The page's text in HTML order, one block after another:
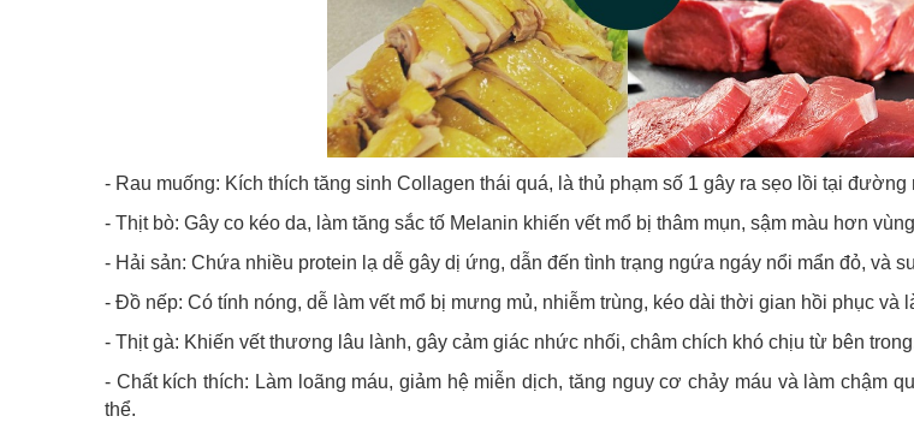
- Rau muống: Kích thích tăng sinh Collagen thái quá, là thủ phạm số 1 gây ra sẹo lồi tại đường
- Thịt bò: Gây co kéo da, làm tăng sắc tố Melanin khiến vết mổ bị thâm mụn, sậm màu hơn
- Hải sản: Chứa nhiều protein lạ dễ gây dị ứng, dẫn đến tình trạng ngứa ngáy nổi mẩn đỏ, và
- Đồ nếp: Có tính nóng, dễ làm vết mổ bị mưng mủ, nhiễm trùng, kéo dài thời gian hồi phục và
- Thịt gà: Khiến vết thương lâu lành, gây cảm giác nhức nhối, châm chích khó chịu từ bên
- Chất kích thích: Làm loãng máu, giảm hệ miễn dịch, tăng nguy cơ chảy máu và làm chậm
thể.